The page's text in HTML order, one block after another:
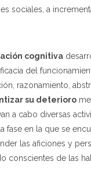
sociales, a
cognitiva
del
razonamiento,
su deterioro
a cabo diversas
fase en la que se
las aficiones y
conscientes de las